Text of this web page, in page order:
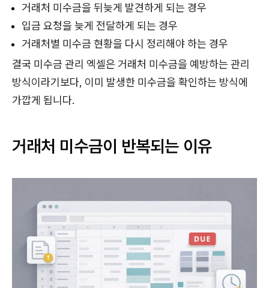
거래처 미수금을 뒤늦게 발견하게 되는 경우
입금 요청을 늦게 전달하게 되는 경우
거래처별 미수금 현황을 다시 정리해야 하는 경우
결국 미수금 관리 엑셀은 거래처 미수금을 예방하는 관리
방식이라기보다, 이미 발생한 미수금을 확인하는 방식에
가깝게 됩니다.
거래처 미수금이 반복되는 이유